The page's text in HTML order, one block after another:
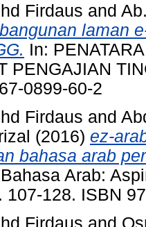
Firdaus and
laman
In:
PENGAJIAN
0899-60-2
Firdaus and
(2016) ez-
bahasa arab
Arab:
107-128. ISBN
Firdaus and